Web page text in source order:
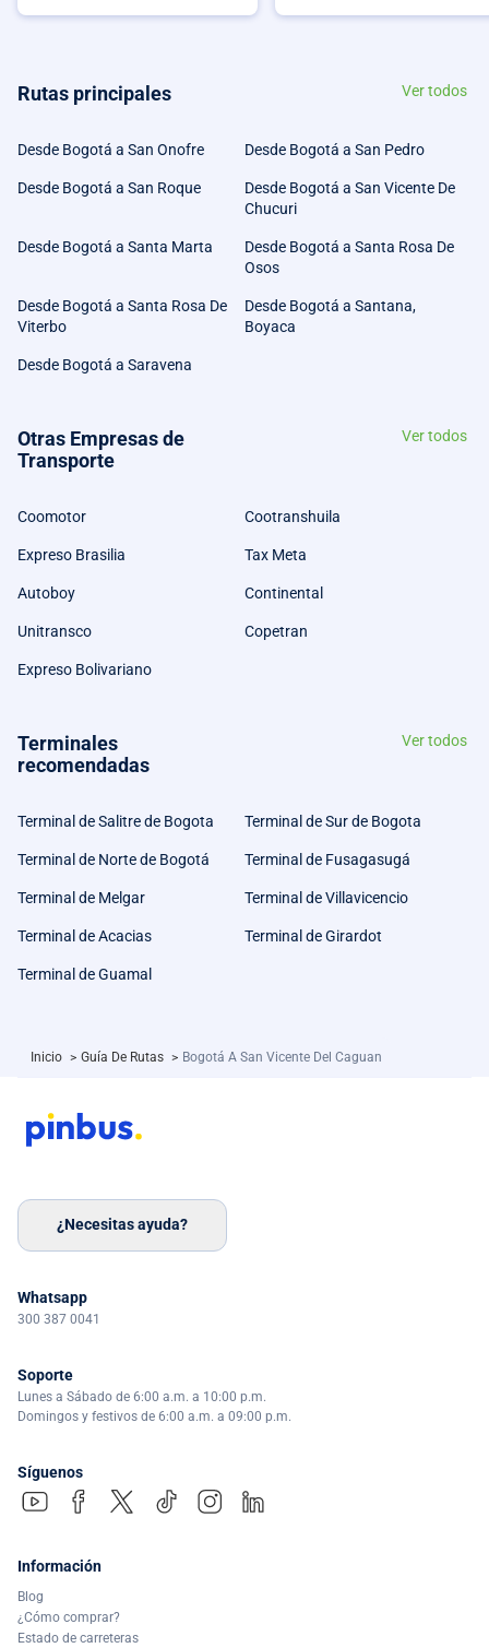
Rutas principales Ver todos
Desde Bogotá a San Onofre Desde Bogotá a San Pedro
Desde Bogotá a San Roque
Desde Bogotá a San Vicente De
Chucuri
Desde Bogotá a Santa Marta
Desde Bogotá a Santa Rosa De
Osos
Desde Bogotá a Santa Rosa De
Viterbo
Desde Bogotá a Santana,
Boyaca
Desde Bogotá a Saravena
Otras Empresas de
Transporte
Ver todos
Coomotor Cootranshuila
Expreso Brasilia Tax Meta
Autoboy Continental
Unitransco Copetran
Expreso Bolivariano
Terminales
recomendadas
Ver todos
Terminal de Salitre de Bogota Terminal de Sur de Bogota
Terminal de Norte de Bogotá Terminal de Fusagasugá
Terminal de Melgar Terminal de Villavicencio
Terminal de Acacias Terminal de Girardot
Terminal de Guamal
Inicio > Guía De Rutas > Bogotá A San Vicente Del Caguan
¿Necesitas ayuda?
Whatsapp
300 387 0041
Soporte
Lunes a Sábado de 6:00 a.m. a 10:00 p.m.
Domingos y festivos de 6:00 a.m. a 09:00 p.m.
Síguenos
Información
Blog
¿Cómo comprar?
Estado de carreteras